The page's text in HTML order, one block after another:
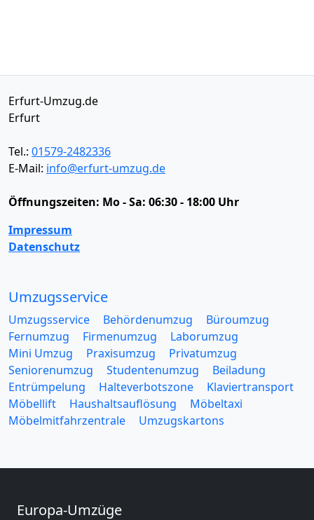
Erfurt-Umzug.de
Erfurt
Tel.: 01579-2482336
E-Mail: info@erfurt-umzug.de
Öffnungszeiten: Mo - Sa: 06:30 - 18:00 Uhr
Impressum
Datenschutz
Umzugsservice
Umzugsservice Behördenumzug
Büroumzug
Fernumzug
Firmenumzug
Laborumzug
Mini Umzug
Praxisumzug
Privatumzug
Seniorenumzug
Studentenumzug
Beiladung
Entrümpelung
Halteverbotszone
Klaviertransport
Möbellift
Haushaltsauflösung
Möbeltaxi
Möbelmitfahrzentrale
Umzugskartons
Europa-Umzüge